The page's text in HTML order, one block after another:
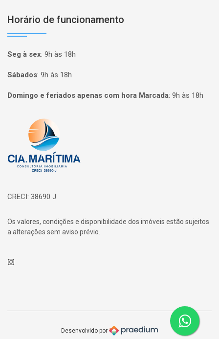
Horário de funcionamento
Seg à sex: 9h às 18h
Sábados: 9h às 18h
Domingo e feriados apenas com hora Marcada: 9h às 18h
Página inicial
CRECI: 38690 J
Os valores, condições e disponibilidade dos imóveis estão sujeitos
a alterações sem aviso prévio.
Instagram
Desenvolvido por